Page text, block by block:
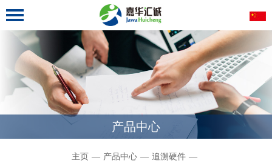
产品中心
主页 — 产品中心 — 追溯硬件 —